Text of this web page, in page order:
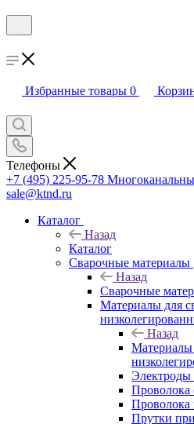
Избранные товары 0
Телефоны
+7 (495) 225-95-78
sale@ktnd.ru
Каталог
Назад
Каталог
Сварочные материалы
Назад
Сварочные
Материалы для
Назад
Материалы
Электроды
Проволока
Проволока
Прутки